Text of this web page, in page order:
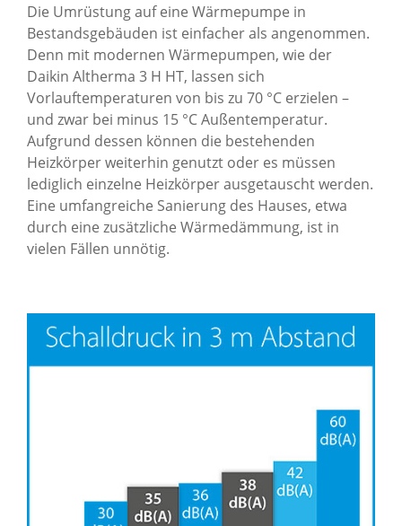
Die Umrüstung auf eine Wärmepumpe in
Bestandsgebäuden ist einfacher als angenommen.
Denn mit modernen Wärmepumpen, wie der
Daikin Altherma 3 H HT, lassen sich
Vorlauftemperaturen von bis zu 70 °C erzielen –
und zwar bei minus 15 °C Außentemperatur.
Aufgrund dessen können die bestehenden
Heizkörper weiterhin genutzt oder es müssen
lediglich einzelne Heizkörper ausgetauscht werden.
Eine umfangreiche Sanierung des Hauses, etwa
durch eine zusätzliche Wärmedämmung, ist in
vielen Fällen unnötig.